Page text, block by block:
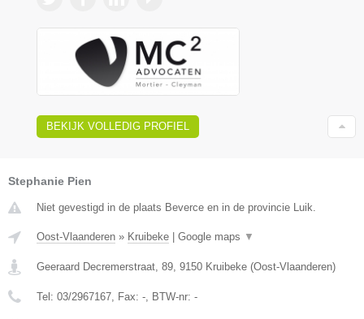
BEKIJK VOLLEDIG PROFIEL
Stephanie Pien
Niet gevestigd in de plaats Beverce en in de provincie Luik.
Oost-Vlaanderen » Kruibeke Google maps ▼
Geeraard Decremerstraat, 89 9150 Kruibeke (Oost-Vlaanderen)
Tel: 03/2967167 , Fax: - , BTW-nr: -